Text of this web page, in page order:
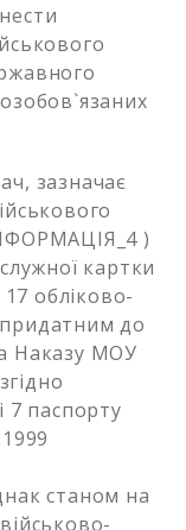
зазначає
)
картки
обліково-
до
Наказу МОУ
7 паспорту
станом на